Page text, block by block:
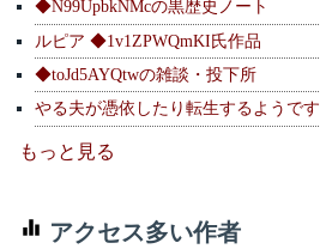
◆N99UpbkNMcの黒歴史ノート
ルピア ◆1v1ZPWQmKI氏作品
◆toJd5AYQtwの雑談・投下所
やる夫が憑依したり転生するようです
もっと見る
アクセス多い作者